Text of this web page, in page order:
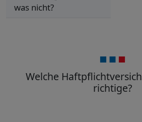
was nicht?
Welche
richtige?